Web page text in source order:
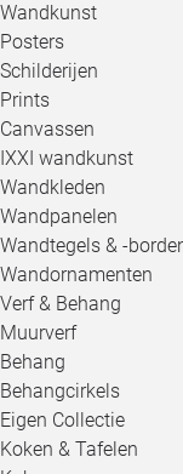
Wandkunst
Posters
Schilderijen
Prints
Canvassen
IXXI wandkunst
Wandkleden
Wandpanelen
Wandtegels & -
Wandornamenten
Verf & Behang
Muurverf
Behang
Behangcirkels
Eigen Collectie
Koken & Tafelen